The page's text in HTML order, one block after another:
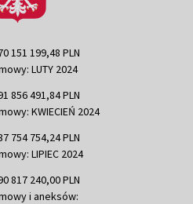
151 199,48 PLN
LUTY 2024
856 491,84 PLN
KWIECIEŃ 2024
754 754,24 PLN
LIPIEC 2024
817 240,00 PLN
i aneksów: